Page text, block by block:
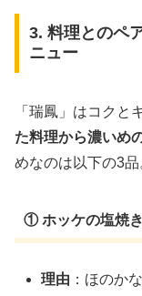
3. 料理とのペ
ニュー
「瑞鳳」はコクと
た料理から濃いめ
めなのは以下の3品
① ホッケの塩焼き
理由 ：ほのか